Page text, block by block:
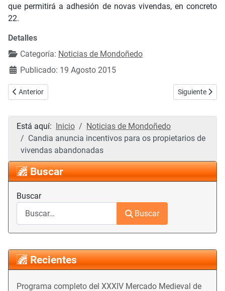
que permitirá a adhesión de novas vivendas, en concreto
22.
Detalles
Categoría: Noticias de Mondoñedo
Publicado: 19 Agosto 2015
Artículo anterior: Candia solicita financiamento ao Goberno central
Anterior Artículo
Siguiente
Está aquí: Inicio
Noticias de Mondoñedo
Candia anuncia incentivos para os propietarios de
vivendas abandonadas
Buscar
Buscar
Buscar
Recientes
Programa completo del XXXIV Mercado Medieval de